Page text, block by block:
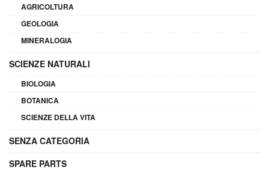
AGRICOLTURA
GEOLOGIA
MINERALOGIA
SCIENZE NATURALI
BIOLOGIA
BOTANICA
SCIENZE DELLA VITA
SENZA CATEGORIA
SPARE PARTS